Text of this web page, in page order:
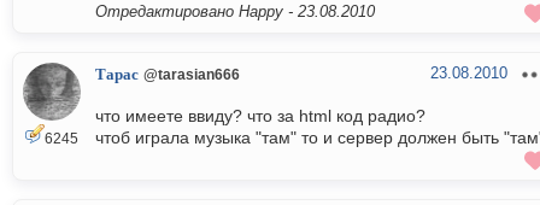
Отредактировано Happy - 23.08.2010
6245
Тарас @tarasian666 23.08.2010
что имеете ввиду? что за html код радио?
чтоб играла музыка "там" то и сервер должен быть